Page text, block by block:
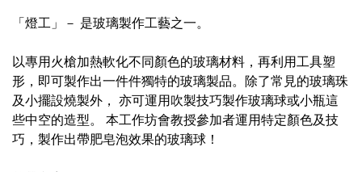
「燈工」－ 是玻璃製作工藝之一。
以專用火槍加熱軟化不同顏色的玻璃材料，再利用工具塑
形，即可製作出一件件獨特的玻璃製品。除了常見的玻璃珠
及小擺設燒製外， 亦可運用吹製技巧製作玻璃球或小瓶這
些中空的造型。 本工作坊會教授參加者運用特定顏色及技
巧，製作出帶肥皂泡效果的玻璃球！